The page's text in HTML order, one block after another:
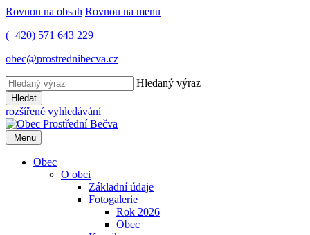
Rovnou na obsah Rovnou na menu
(+420) 571 643 229
obec@prostrednibecva.cz
Hledaný výraz
Hledat
rozšířené vyhledávání
Menu
Obec
O obci
Základní údaje
Fotogalerie
Rok 2026
Obec